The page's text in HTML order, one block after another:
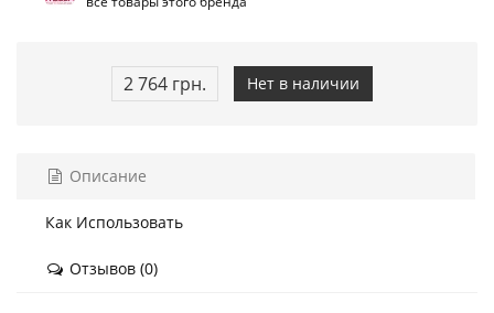
2 764 грн. Нет в наличии
Описание
Как Использовать
Отзывов (0)